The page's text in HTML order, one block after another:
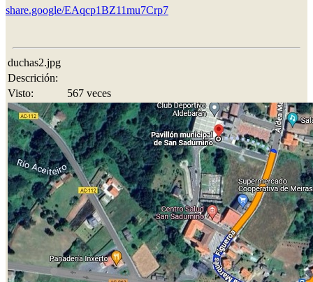
share.google/EAqcp1BZ11mu7Crp7
duchas2.jpg
Descrición:
Visto:
567 veces